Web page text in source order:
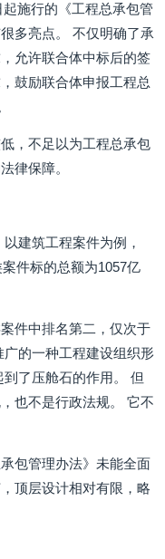
施行的《工程总承包管
多亮点。 不仅明确了承
允许联合体中标后的签
鼓励联合体申报工程总
，不足以为工程总承包
律保障。
建筑工程案件为例，
件标的总额为1057亿
件中排名第二，仅次于
的一种工程建设组织形
了压舱石的作用。 但
也不是行政法规。 它不
包管理办法》未能全面
顶层设计相对有限，略